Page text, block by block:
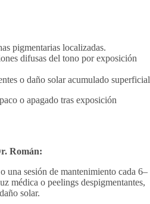
pigmentarias localizadas.
difusas del tono por exposición
o daño solar acumulado superficial
o apagado tras exposición
Román:
una sesión de mantenimiento cada 6–
médica o peelings despigmentantes,
solar.